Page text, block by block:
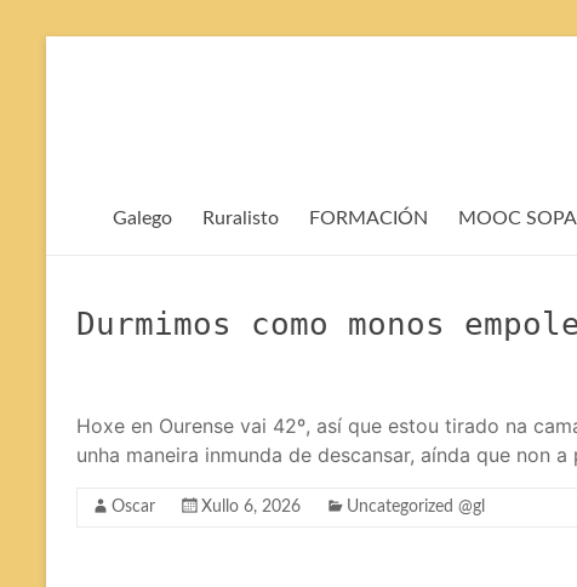
Galego Ruralisto FORMACIÓN MOOC
Durmimos como monos
Hoxe en Ourense vai 42º, así que estou tirado na
unha maneira inmunda de descansar, aínda que non
Oscar Xullo 6, 2026 Uncategorized @gl